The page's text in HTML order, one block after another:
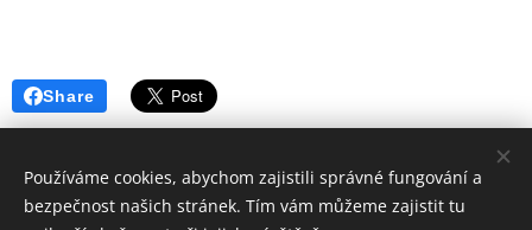
Share
Používáme cookies, abychom zajistili správné fungování a
bezpečnost našich stránek. Tím vám můžeme zajistit tu